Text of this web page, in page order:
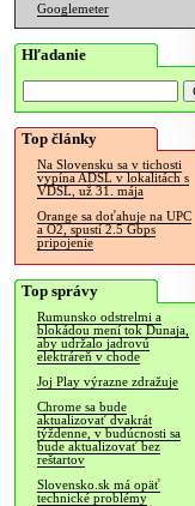
Googlemeter
Hľadanie
Top články
Na Slovensku sa v tichosti
vypína ADSL v lokalitách s
VDSL, už 31. mája
Orange sa doťahuje na UPC
a O2, spustí 2.5 Gbps
pripojenie
Top správy
Rumunsko odstrelmi a
blokádou mení tok Dunaja,
aby udržalo jadrovú
elektráreň v chode
Joj Play výrazne zdražuje
Chrome sa bude
aktualizovať dvakrát
týždenne, v budúcnosti sa
bude aktualizovať bez
reštartov
Slovensko.sk má opäť
technické problémy